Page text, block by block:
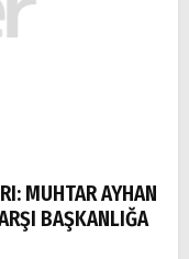
MUHTAR AYHAN
BAŞKANLIĞA